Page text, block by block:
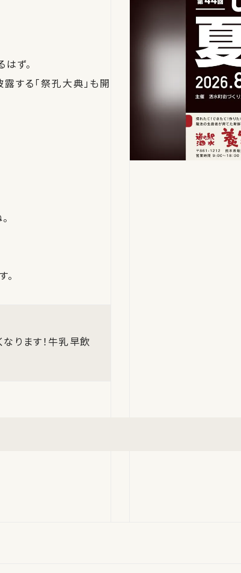
ず。
する「祭孔大典」も開
なります！牛乳早飲